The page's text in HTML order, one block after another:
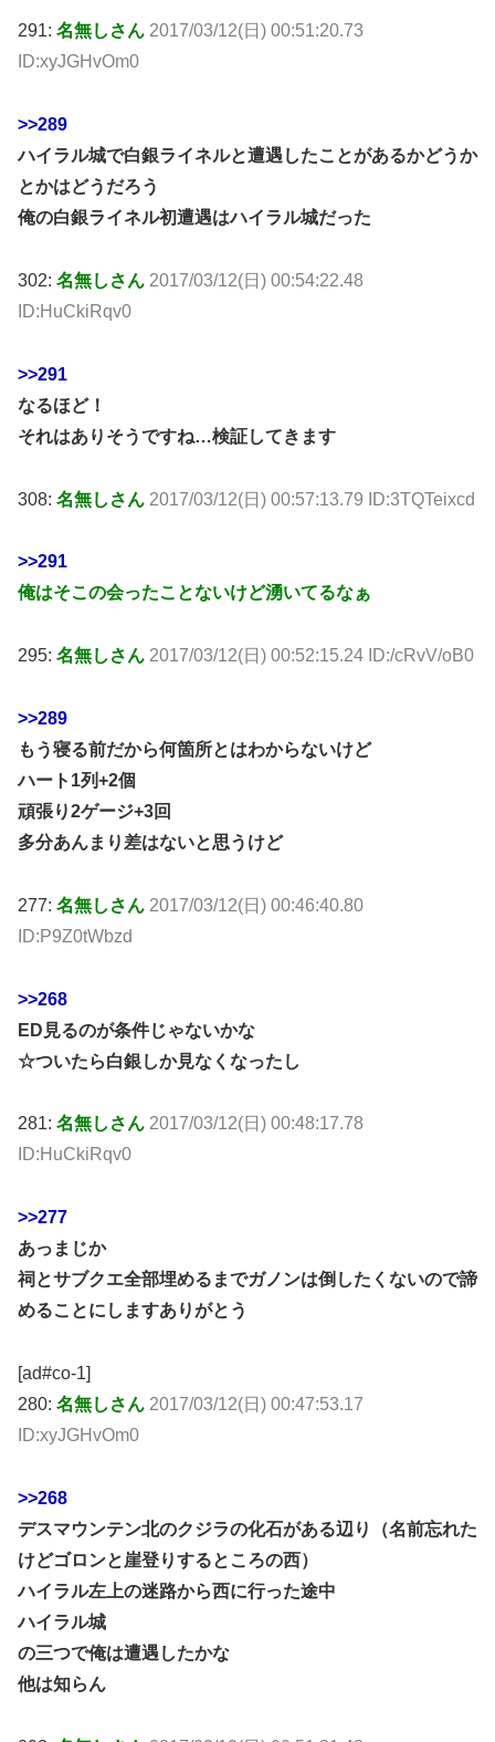
291: 名無しさん 2017/03/12(日) 00:51:20.73
ID:xyJGHvOm0
>>289
ハイラル城で白銀ライネルと遭遇したことがあるかどうか
とかはどうだろう
俺の白銀ライネル初遭遇はハイラル城だった
302: 名無しさん 2017/03/12(日) 00:54:22.48
ID:HuCkiRqv0
>>291
なるほど！
それはありそうですね…検証してきます
308: 名無しさん 2017/03/12(日) 00:57:13.79 ID:3TQTeixcd
>>291
俺はそこの会ったことないけど湧いてるなぁ
295: 名無しさん 2017/03/12(日) 00:52:15.24 ID:/cRvV/oB0
>>289
もう寝る前だから何箇所とはわからないけど
ハート1列+2個
頑張り2ゲージ+3回
多分あんまり差はないと思うけど
277: 名無しさん 2017/03/12(日) 00:46:40.80
ID:P9Z0tWbzd
>>268
ED見るのが条件じゃないかな
☆ついたら白銀しか見なくなったし
281: 名無しさん 2017/03/12(日) 00:48:17.78
ID:HuCkiRqv0
>>277
あっまじか
祠とサブクエ全部埋めるまでガノンは倒したくないので諦
めることにしますありがとう
[ad#co-1]
280: 名無しさん 2017/03/12(日) 00:47:53.17
ID:xyJGHvOm0
>>268
デスマウンテン北のクジラの化石がある辺り（名前忘れた
けどゴロンと崖登りするところの西）
ハイラル左上の迷路から西に行った途中
ハイラル城
の三つで俺は遭遇したかな
他は知らん